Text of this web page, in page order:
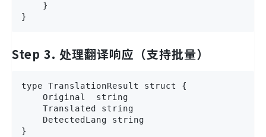
    }
}
Step 3. 处理翻译响应（支持批量）
type TranslationResult struct {
    Original  string
    Translated string
    DetectedLang string
}